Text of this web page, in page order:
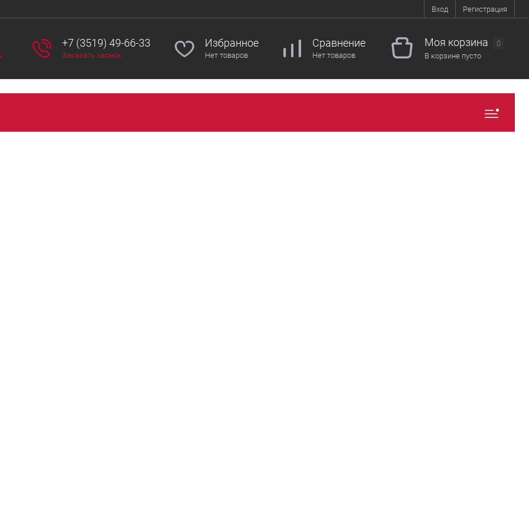
Вход Регистрация
+7 (3519) 49-66-33
Заказать звонок
Избранное
Нет товаров
Сравнение
Нет товаров
Моя корзина
0
В корзине пусто